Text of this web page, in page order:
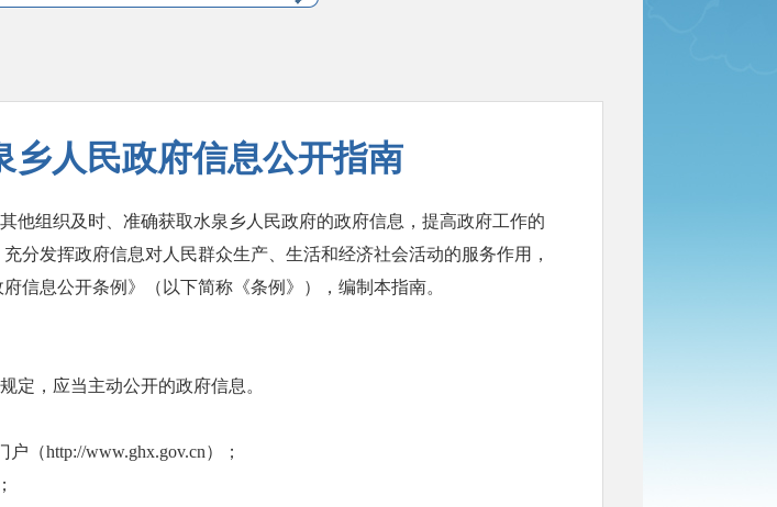
乡人民政府信息公开指南
他组织及时、准确获取水泉乡 人民政府的政府信息，提高政府工作的
分发挥政府信息对人民群众生产、生活和经济社会活动的服务作用，
信息公开条例》（以下简称《条例》），编制本指南。
定，应当主动公开的政府信息。
（http://www.ghx.gov.cn）；